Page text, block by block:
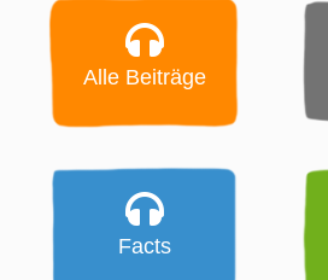
Alle Beiträge
Facts